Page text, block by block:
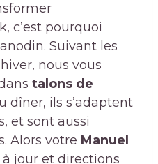
c’est pourquoi
Suivant les
nous vous
talons de
dîner, ils s’adaptent
et sont aussi
Alors votre Manuel
à jour et directions